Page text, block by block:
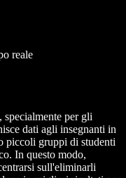
reale
per gli
dati agli insegnanti in
piccoli gruppi di studenti
In questo modo,
sull'eliminarli